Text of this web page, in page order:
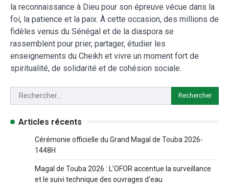
la reconnaissance à Dieu pour son épreuve vécue dans la
foi, la patience et la paix. À cette occasion, des millions de
fidèles venus du Sénégal et de la diaspora se
rassemblent pour prier, partager, étudier les
enseignements du Cheikh et vivre un moment fort de
spiritualité, de solidarité et de cohésion sociale.
Articles récents
Cérémonie officielle du Grand Magal de Touba 2026-
1448H
Magal de Touba 2026 : L’OFOR accentue la surveillance
et le suivi technique des ouvrages d’eau